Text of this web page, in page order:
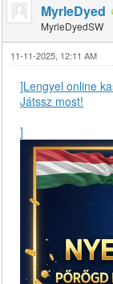
MyrleDyed
MyrleDyedSW
11-11-2025, 12:11 AM
]Lengyel online
Játssz most!
]